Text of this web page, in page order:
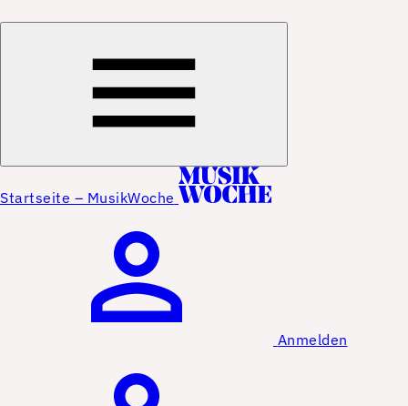
Startseite – MusikWoche
Anmelden